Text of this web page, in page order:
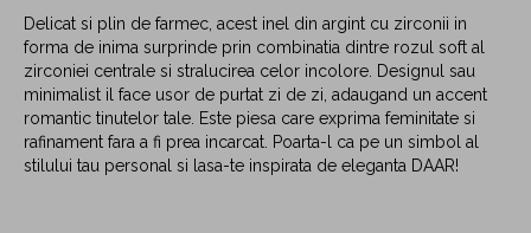
Delicat si plin de farmec, acest inel din argint cu zirconii in
forma de inima surprinde prin combinatia dintre rozul soft al
zirconiei centrale si stralucirea celor incolore. Designul sau
minimalist il face usor de purtat zi de zi, adaugand un accent
romantic tinutelor tale. Este piesa care exprima feminitate si
rafinament fara a fi prea incarcat. Poarta-l ca pe un simbol al
stilului tau personal si lasa-te inspirata de eleganta DAAR!